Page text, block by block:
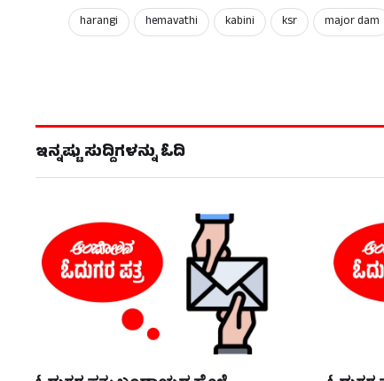
harangi hemavathi kabini ksr major dam
ಇನ್ನಷ್ಟು ಸುದ್ದಿಗಳನ್ನು ಓದಿ